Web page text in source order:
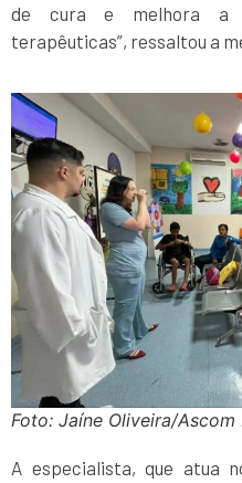
de cura e melhora a
terapêuticas”, ressaltou a
Foto: Jaíne Oliveira/Ascom
A especialista, que atua